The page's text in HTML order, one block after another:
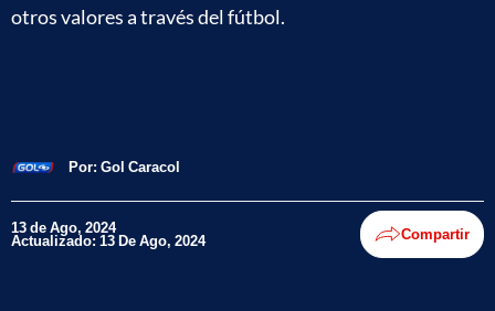
otros valores a través del fútbol.
Por: Gol Caracol
13 de Ago, 2024
Actualizado: 13 De Ago, 2024 Compartir